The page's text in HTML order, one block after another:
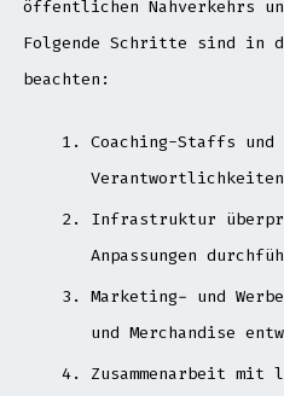
öffentlichen Nahverkehrs
Folgende Schritte sind in
beachten:
Coaching-Staffs und
Infrastruktur
Anpassungen
Marketing- und
und Merchandise
Zusammenarbeit